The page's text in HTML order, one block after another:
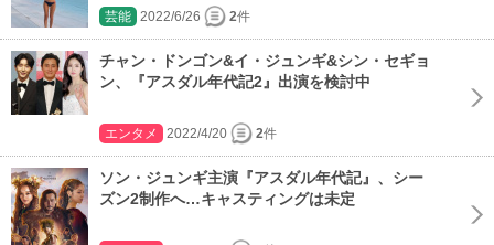
芸能 2022/6/26 2件
チャン・ドンゴン&イ・ジュンギ&シン・セギョ
ン、『アスダル年代記2』出演を検討中
エンタメ 2022/4/20 2件
ソン・ジュンギ主演『アスダル年代記』、シー
ズン2制作へ…キャスティングは未定